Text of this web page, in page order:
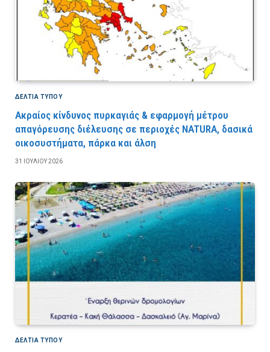
ΔΕΛΤΙΑ ΤΥΠΟΥ
Ακραίος κίνδυνος πυρκαγιάς & εφαρμογή μέτρου
απαγόρευσης διέλευσης σε περιοχές NATURA, δασικά
οικοσυστήματα, πάρκα και άλση
31 ΙΟΥΛΊΟΥ 2026
ΔΕΛΤΙΑ ΤΥΠΟΥ